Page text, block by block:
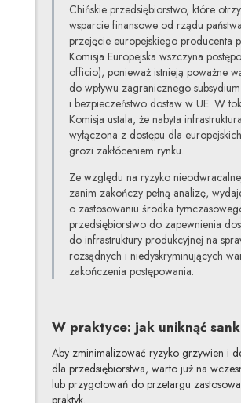
Chińskie przedsiębiorstwo, które
wsparcie finansowe od rządu
przejęcie europejskiego producenta
Komisja Europejska wszczyna
officio), ponieważ istnieją poważne
do wpływu zagranicznego
i bezpieczeństwo dostaw w UE. W
Komisja ustala, że nabyta
wyłączona z dostępu dla
grozi zakłóceniem rynku.
Ze względu na ryzyko
zanim zakończy pełną analizę,
o zastosowaniu środka
przedsiębiorstwo do zapewnienia
do infrastruktury produkcyjnej na
rozsądnych i niedyskryminujących
zakończenia postępowania.
W praktyce: jak uniknąć
Aby zminimalizować ryzyko grzywien i
dla przedsiębiorstwa, warto już na
lub przygotowań do przetargu